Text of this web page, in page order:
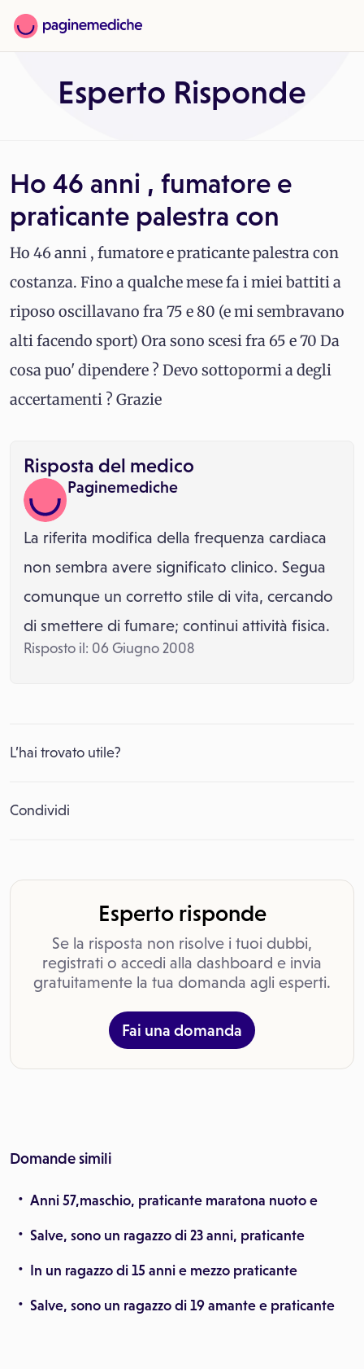
Esperto Risponde
Ho 46 anni , fumatore e
praticante palestra con
Ho 46 anni , fumatore e praticante palestra con
costanza. Fino a qualche mese fa i miei battiti a
riposo oscillavano fra 75 e 80 (e mi sembravano
alti facendo sport) Ora sono scesi fra 65 e 70 Da
cosa puo' dipendere ? Devo sottopormi a degli
accertamenti ? Grazie
Risposta del medico
Paginemediche
La riferita modifica della frequenza cardiaca
non sembra avere significato clinico. Segua
comunque un corretto stile di vita, cercando
di smettere di fumare; continui attività fisica.
Risposto il: 06 Giugno 2008
L’hai trovato utile?
Condividi
Esperto risponde
Se la risposta non risolve i tuoi dubbi,
registrati o accedi alla dashboard e invia
gratuitamente la tua domanda agli esperti.
Fai una domanda
Domande simili
Anni 57,maschio, praticante maratona nuoto e
Salve, sono un ragazzo di 23 anni, praticante
In un ragazzo di 15 anni e mezzo praticante
Salve, sono un ragazzo di 19 amante e praticante